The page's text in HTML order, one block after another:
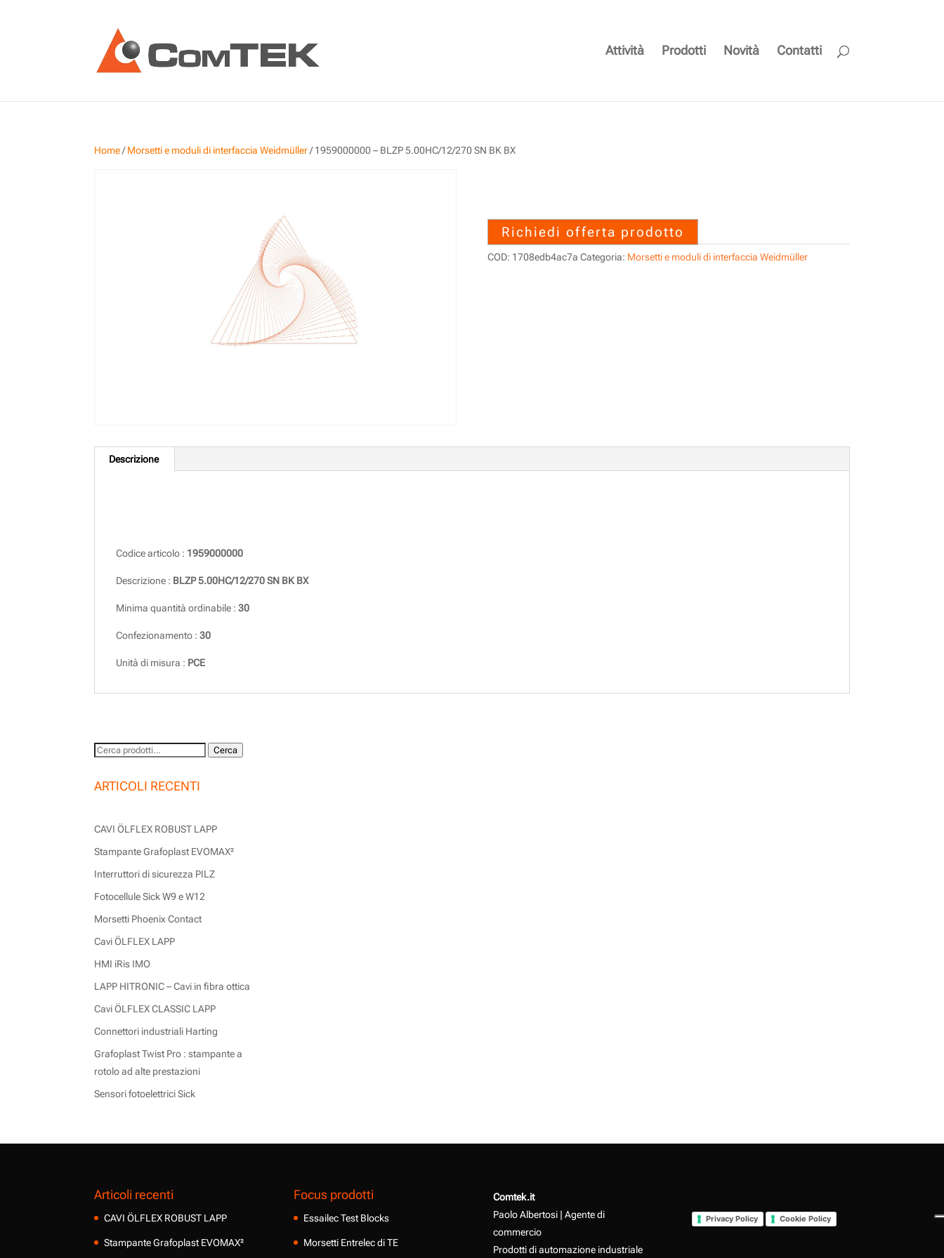
Attività Prodotti Novità Contatti
Home/Morsetti e moduli di interfaccia Weidmüller/ 1959000000 – BLZP 5.00HC/12/270 SN BK BX
Richiedi offerta prodotto
COD: 1708edb4ac7a Categoria: Morsetti e moduli di interfaccia Weidmüller
Descrizione
Codice articolo : 1959000000
Descrizione : BLZP 5.00HC/12/270 SN BK BX
Minima quantità ordinabile :30
Confezionamento :30
Unità di misura : PCE
Cerca: Cerca
ARTICOLI RECENTI
CAVI ÖLFLEX ROBUST LAPP
Stampante Grafoplast EVOMAX²
Interruttori di sicurezza PILZ
Fotocellule Sick W9 e W12
Morsetti Phoenix Contact
Cavi ÖLFLEX LAPP
HMI iRis IMO
LAPP HITRONIC – Cavi in fibra ottica
Cavi ÖLFLEX CLASSIC LAPP
Connettori industriali Harting
Grafoplast Twist Pro : stampante a
rotolo ad alte prestazioni
Sensori fotoelettrici Sick
Articoli recenti
CAVI ÖLFLEX ROBUST LAPP
Stampante Grafoplast EVOMAX²
Focus prodotti
Essailec Test Blocks
Morsetti Entrelec di TE
Comtek.it
Paolo Albertosi | Agente di
commercio
Prodotti di automazione industriale
Privacy Policy Cookie Policy